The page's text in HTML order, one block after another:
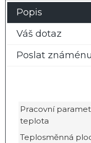
Popis
Váš dotaz
Poslat známénu
Pracovní
teplota
Teplosměnná